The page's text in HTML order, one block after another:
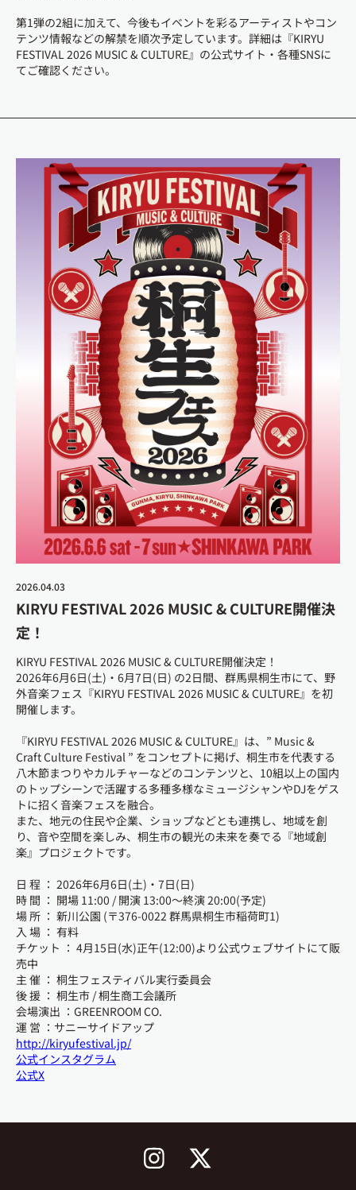
第1弾の2組に加えて、今後もイベントを彩るアーティストやコン
テンツ情報などの解禁を順次予定しています。詳細は『KIRYU
FESTIVAL 2026 MUSIC & CULTURE』の公式サイト・各種SNSに
てご確認ください。
2026.04.03
KIRYU FESTIVAL 2026 MUSIC & CULTURE開催決
定！
KIRYU FESTIVAL 2026 MUSIC & CULTURE開催決定！
2026年6月6日(土)・6月7日(日) の2日間、群馬県桐生市にて、野
外音楽フェス『KIRYU FESTIVAL 2026 MUSIC & CULTURE』を初
開催します。
『KIRYU FESTIVAL 2026 MUSIC & CULTURE』は、” Music &
Craft Culture Festival ” をコンセプトに掲げ、桐生市を代表する
八木節まつりやカルチャーなどのコンテンツと、10組以上の国内
のトップシーンで活躍する多種多様なミュージシャンやDJをゲス
トに招く音楽フェスを融合。
また、地元の住民や企業、ショップなどとも連携し、地域を創
り、音や空間を楽しみ、桐生市の観光の未来を奏でる『地域創
楽』プロジェクトです。
日 程 ： 2026年6月6日(土)・7日(日)
時 間 ： 開場 11:00 / 開演 13:00〜終演 20:00(予定)
場 所 ： 新川公園 (〒376-0022 群馬県桐生市稲荷町1)
入 場 ： 有料
チケット ： 4月15日(水)正午(12:00)より公式ウェブサイトにて販
売中
主 催 ： 桐生フェスティバル実行委員会
後 援 ： 桐生市 / 桐生商工会議所
会場演出 ：GREENROOM CO.
運 営 ：サニーサイドアップ
http://kiryufestival.jp/
公式インスタグラム
公式X